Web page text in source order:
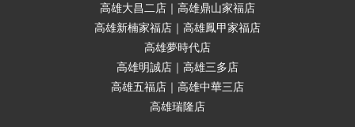
高雄大昌二店｜高雄鼎山家福店
高雄新楠家福店｜高雄鳳甲家福店
高雄夢時代店
高雄明誠店｜高雄三多店
高雄五福店｜高雄中華三店
高雄瑞隆店